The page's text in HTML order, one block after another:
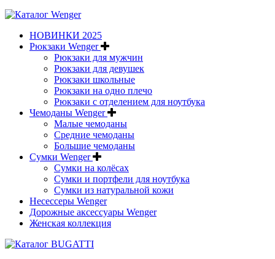
НОВИНКИ 2025
Рюкзаки Wenger
Рюкзаки для мужчин
Рюкзаки для девушек
Рюкзаки школьные
Рюкзаки на одно плечо
Рюкзаки с отделением для ноутбука
Чемоданы Wenger
Малые чемоданы
Средние чемоданы
Большие чемоданы
Сумки Wenger
Сумки на колёсах
Сумки и портфели для ноутбука
Сумки из натуральной кожи
Несессеры Wenger
Дорожные аксессуары Wenger
Женская коллекция